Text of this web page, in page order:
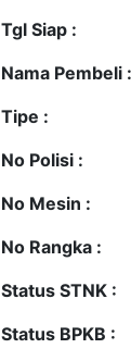
Tgl Siap :
Nama Pembeli :
Tipe :
No Polisi :
No Mesin :
No Rangka :
Status STNK :
Status BPKB :